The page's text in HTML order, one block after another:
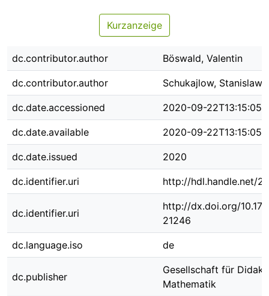
Kurzanzeige
dc.contributor.author Böswald, Valentin
dc.contributor.author Schukajlow, Stanislaw
dc.date.accessioned 2020-09-22T13:15:05Z
dc.date.available 2020-09-22T13:15:05Z
dc.date.issued 2020
dc.identifier.uri http://hdl.handle.net/
dc.identifier.uri
http://dx.doi.org/
21246
dc.language.iso de
dc.publisher
Gesellschaft für
Mathematik